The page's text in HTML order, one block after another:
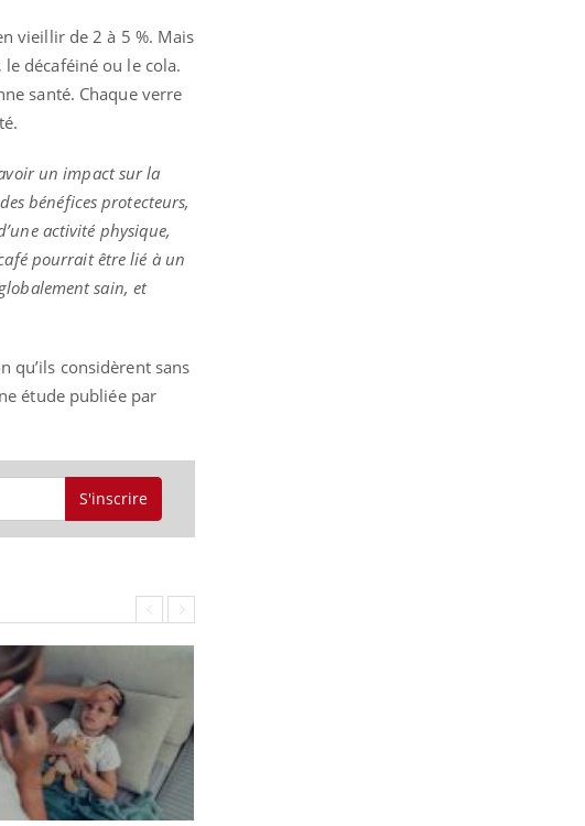
vieillir de 2 à 5 %. Mais
décaféiné ou le cola.
santé. Chaque verre
un impact sur la
bénéfices protecteurs,
activité physique,
pourrait être lié à un
sain, et
qu’ils considèrent sans
étude publiée par
S'inscrire